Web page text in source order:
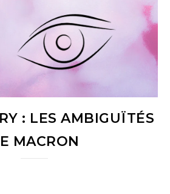
: LES AMBIGUÏTÉS
MACRON